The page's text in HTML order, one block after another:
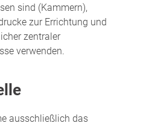
sind (Kammern),
zur Errichtung und
zentraler
verwenden.
ausschließlich das